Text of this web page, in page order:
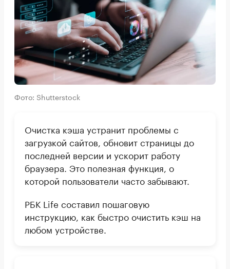
Фото: Shutterstock
Очистка кэша устранит проблемы с
загрузкой сайтов, обновит страницы до
последней версии и ускорит работу
браузера. Это полезная функция, о
которой пользователи часто забывают.
РБК Life составил пошаговую
инструкцию, как быстро очистить кэш на
любом устройстве.